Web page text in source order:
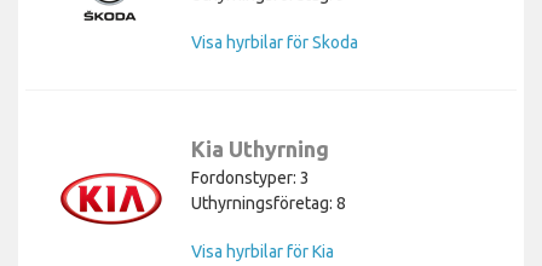
Visa hyrbilar för Skoda
Kia Uthyrning
Fordonstyper: 3
Uthyrningsföretag: 8
Visa hyrbilar för Kia